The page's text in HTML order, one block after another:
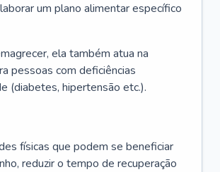
um plano alimentar específico
ela também atua na
pessoas com deficiências
(diabetes, hipertensão etc.).
físicas que podem se beneficiar
reduzir o tempo de recuperação